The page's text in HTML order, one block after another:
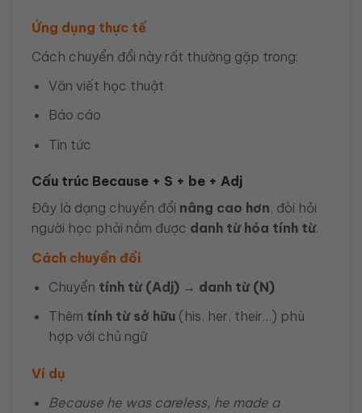
Ứng dụng thực tế
Cách chuyển đổi này rất thường gặp trong:
Văn viết học thuật
Báo cáo
Tin tức
Cấu trúc Because + S + be + Adj
Đây là dạng chuyển đổi nâng cao hơn, đòi hỏi
người học phải nắm được danh từ hóa tính từ.
Cách chuyển đổi
Chuyển tính từ (Adj)→ danh từ (N)
Thêm tính từ sở hữu(his, her, their…) phù
hợp với chủ ngữ
Ví dụ
Because he was careless, he made a